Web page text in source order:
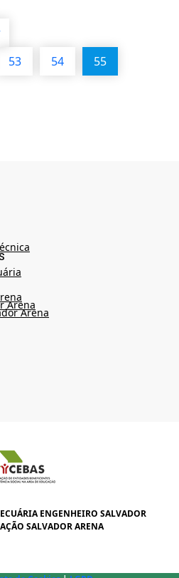
53 54 55
Arena
Arena
ENGENHEIRO SALVADOR
SALVADOR ARENA